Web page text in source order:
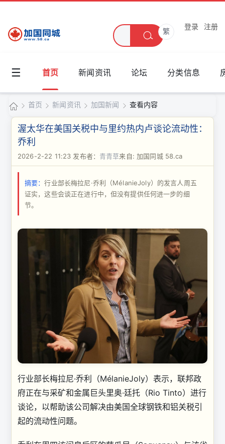
繁
登录 注册
☰ 首页 新闻资讯 论坛 分类信息
加
国
同
城
›
首页 新闻资讯 加国新闻 查看内容
渥太华在美国关税中与里约热内卢谈论流动性：
乔利
2026-2-22 11:23 发布者： 青青草来自: 加国同城 58.ca
摘要：行业部长梅拉尼·乔利（MélanieJoly）的发言人周五
证实，这些会谈正在进行中，但没有提供任何进一步的细
节。
行业部长梅拉尼·乔利（MélanieJoly）表示，联邦政
府正在与采矿和金属巨头里奥·廷托（Rio Tinto）进行
谈论，以帮助该公司解决由美国全球钢铁和铝关税引
起的流动性问题。